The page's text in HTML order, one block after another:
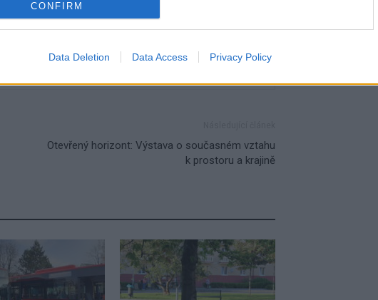
CONFIRM
Data Deletion Data Access Privacy Policy
varianta vodohospodářský majetek města
Otevřený horizont: Výstava o současném vztahu
k prostoru a krajině